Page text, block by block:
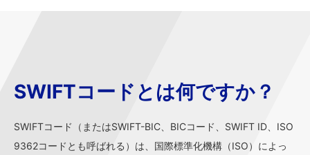
SWIFTコードとは何ですか？
SWIFTコード（またはSWIFT-BIC、BICコード、SWIFT ID、ISO
9362コードとも呼ばれる）は、国際標準化機構（ISO）によっ